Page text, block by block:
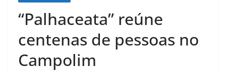
“Palhaceata” reúne
centenas de pessoas no
Campolim